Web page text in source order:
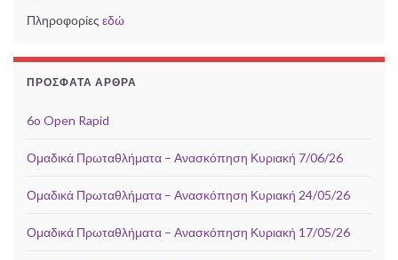
Πληροφορίες εδώ
ΠΡΌΣΦΑΤΑ ΆΡΘΡΑ
6o Open Rapid
Ομαδικά Πρωταθλήματα – Ανασκόπηση Κυριακή 7/06/26
Ομαδικά Πρωταθλήματα – Ανασκόπηση Κυριακή 24/05/26
Ομαδικά Πρωταθλήματα – Ανασκόπηση Κυριακή 17/05/26